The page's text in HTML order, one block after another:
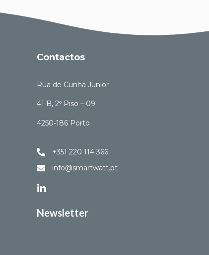
Contactos
Rua de Cunha Junior
41 B, 2º Piso – 09
4250-186 Porto
+351 220 114 366
info@smartwatt.pt
Newsletter